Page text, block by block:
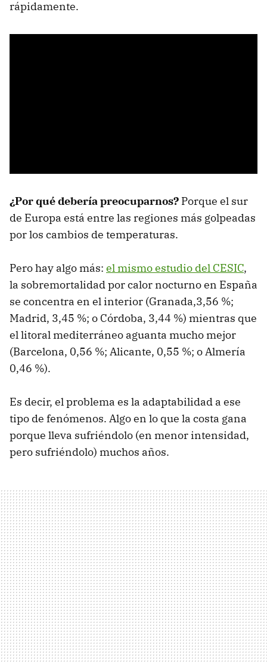
rápidamente.
¿Por qué debería preocuparnos? Porque el sur
de Europa está entre las regiones más golpeadas
por los cambios de temperaturas.
Pero hay algo más: el mismo estudio del CESIC,
la sobremortalidad por calor nocturno en España
se concentra en el interior (Granada,3,56 %;
Madrid, 3,45 %; o Córdoba, 3,44 %) mientras que
el litoral mediterráneo aguanta mucho mejor
(Barcelona, 0,56 %; Alicante, 0,55 %; o Almería
0,46 %).
Es decir, el problema es la adaptabilidad a ese
tipo de fenómenos. Algo en lo que la costa gana
porque lleva sufriéndolo (en menor intensidad,
pero sufriéndolo) muchos años.